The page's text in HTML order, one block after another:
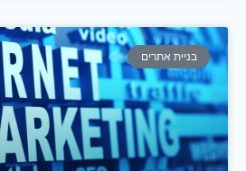
בניית אתרים